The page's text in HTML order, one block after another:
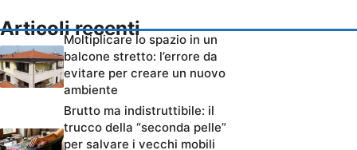
Articoli recenti
Moltiplicare lo spazio in un
balcone stretto: l’errore da
evitare per creare un nuovo
ambiente
Brutto ma indistruttibile: il
trucco della “seconda pelle”
per salvare i vecchi mobili